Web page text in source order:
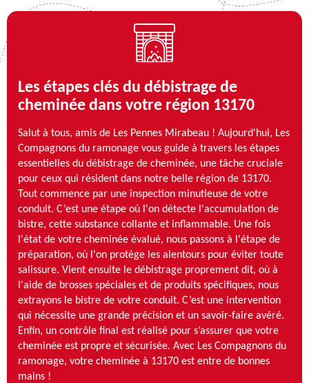
Les étapes clés du débistrage de
cheminée dans votre région 13170
Salut à tous, amis de Les Pennes Mirabeau ! Aujourd'hui, Les
Compagnons du ramonage vous guide à travers les étapes
essentielles du débistrage de cheminée, une tâche cruciale
pour ceux qui résident dans notre belle région de 13170.
Tout commence par une inspection minutieuse de votre
conduit. C’est une étape où l'on détecte l'accumulation de
bistre, cette substance collante et inflammable. Une fois
l'état de votre cheminée évalué, nous passons à l'étape de
préparation, où l'on protège les alentours pour éviter toute
salissure. Vient ensuite le débistrage proprement dit, où à
l'aide de brosses spéciales et de produits spécifiques, nous
extrayons le bistre de votre conduit. C’est une intervention
qui nécessite une grande précision et un savoir-faire avéré.
Enfin, un contrôle final est réalisé pour s’assurer que votre
cheminée est propre et sécurisée. Avec Les Compagnons du
ramonage, votre cheminée à 13170 est entre de bonnes
mains !